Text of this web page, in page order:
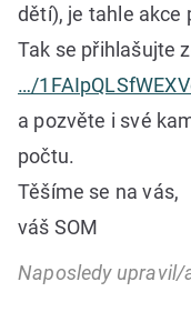
dětí), je tahle akce
Tak se přihlašujte
…/
a pozvěte i své
počtu.
Těšíme se na vás,
váš SOM
Naposledy upravil/